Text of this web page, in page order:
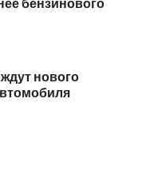
бензинового
нового